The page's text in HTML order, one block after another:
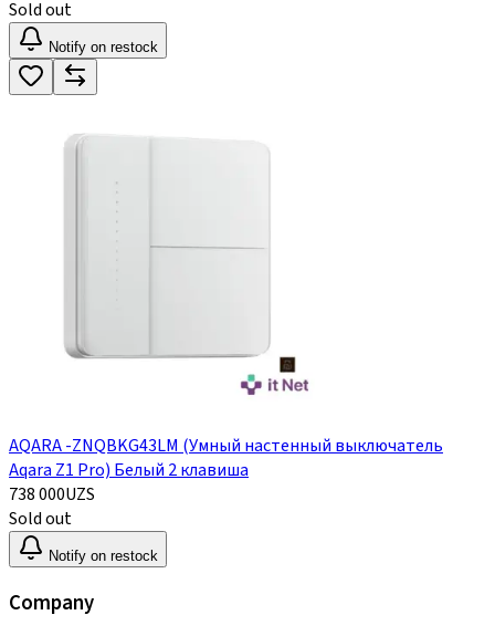
Sold out
Notify on restock
AQARA -ZNQBKG43LM (Умный настенный выключатель
Aqara Z1 Pro) Белый 2 клавиша
738 000UZS
Sold out
Notify on restock
Company